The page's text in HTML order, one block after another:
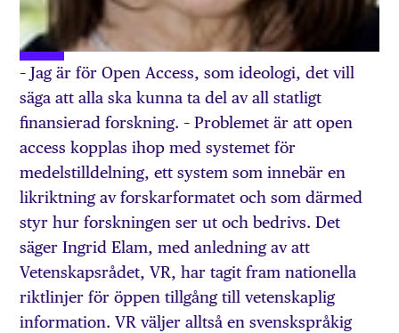
– Jag är för Open Access, som ideologi, det vill
säga att alla ska kunna ta del av all statligt
finansierad forskning. – Problemet är att open
access kopplas ihop med systemet för
medelstilldelning, ett system som innebär en
likriktning av forskarformatet och som därmed
styr hur forskningen ser ut och bedrivs. Det
säger Ingrid Elam, med anledning av att
Vetenskapsrådet, VR, har tagit fram nationella
riktlinjer för öppen tillgång till vetenskaplig
information. VR väljer alltså en svenskspråkig